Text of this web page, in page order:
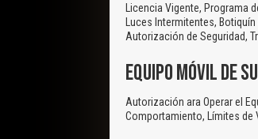
Licencia Vigente, Programa
Luces Intermitentes,
Autorización de Seguridad,
EQUIPO MÓVIL DE
Autorización ara Operar el
Comportamiento, Límites de